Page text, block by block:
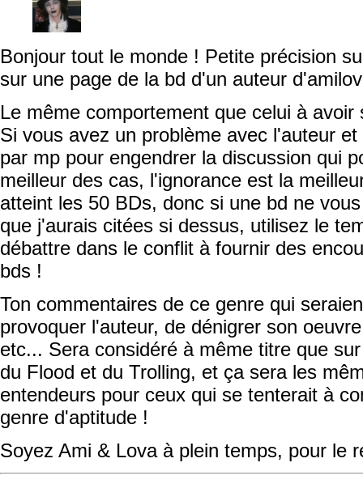
Bonjour tout le monde ! Petite précision
sur une page de la bd d'un auteur
Le même comportement que celui à
Si vous avez un problème avec l'auteur
par mp pour engendrer la discussion qui
meilleur des cas, l'ignorance est la
atteint les 50 BDs, donc si une bd ne
que j'aurais citées si dessus, utilisez le
débattre dans le conflit à fournir des
bds !
Ton commentaires de ce genre qui
provoquer l'auteur, de dénigrer son
etc... Sera considéré à même titre que
du Flood et du Trolling, et ça sera les
entendeurs pour ceux qui se tenterait à
genre d'aptitude !
Soyez Ami & Lova à plein temps, pour le